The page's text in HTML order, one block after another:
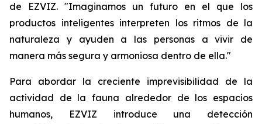
de EZVIZ. "Imaginamos un futuro en el que los
productos inteligentes interpreten los ritmos de la
naturaleza y ayuden a las personas a vivir de
manera más segura y armoniosa dentro de ella."
Para abordar la creciente imprevisibilidad de la
actividad de la fauna alrededor de los espacios
humanos, EZVIZ introduce una detección